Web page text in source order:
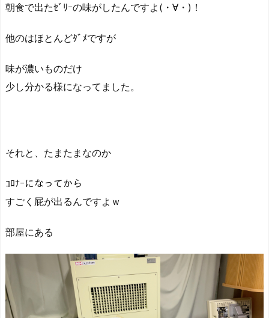
朝食で出たｾﾞﾘｰの味がしたんですよ(・∀・)！
他のはほとんどﾀﾞﾒですが
味が濃いものだけ
少し分かる様になってました。
それと、たまたまなのか
ｺﾛﾅｰになってから
すごく屁が出るんですよｗ
部屋にある